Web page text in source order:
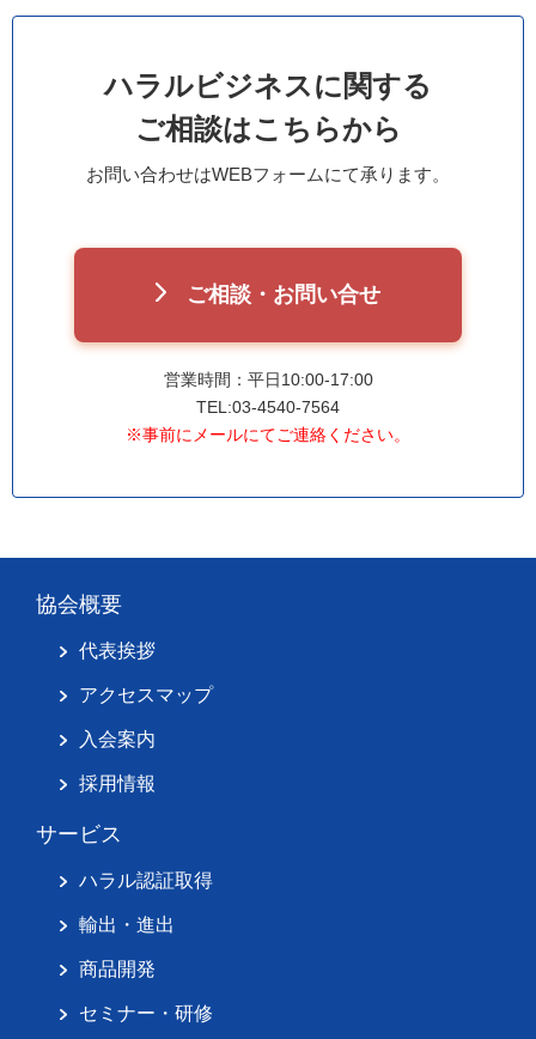
ハラルビジネスに関する
ご相談はこちらから
お問い合わせはWEBフォームにて承ります。
ご相談・お問い合せ
営業時間：平日10:00-17:00
TEL:03-4540-7564
※事前にメールにてご連絡ください。
協会概要
代表挨拶
アクセスマップ
入会案内
採用情報
サービス
ハラル認証取得
輸出・進出
商品開発
セミナー・研修